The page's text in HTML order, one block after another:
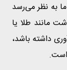
به نظر می‌رسد
مانند طلا یا
داشته باشد،
است.